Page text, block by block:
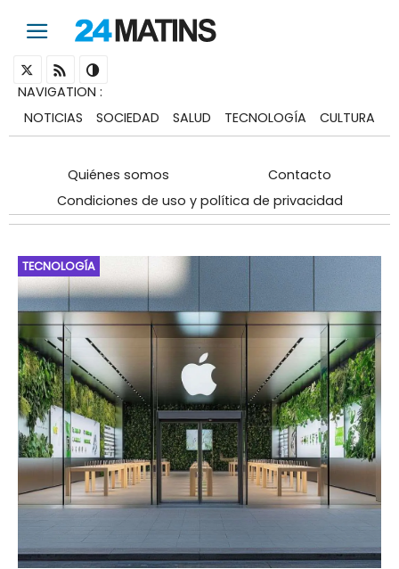
NAVIGATION :
NOTICIAS
SOCIEDAD SALUD TECNOLOGÍA CULTURA
Quiénes somos
Contacto
Condiciones de uso y política de privacidad
TECNOLOGÍA